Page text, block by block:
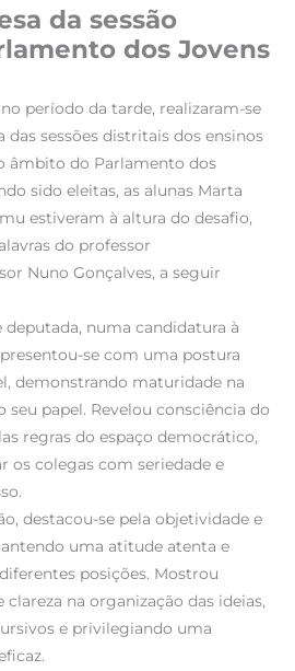
da sessão
dos Jovens
período da tarde, realizaram-se
das sessões distritais dos ensinos
âmbito do Parlamento dos
sido eleitas, as alunas Marta
estiveram à altura do desafio,
do professor
Nuno Gonçalves, a seguir
deputada, numa candidatura à
se com uma postura
demonstrando maturidade na
papel. Revelou consciência do
regras do espaço democrático,
os colegas com seriedade e
destacou-se pela objetividade e
uma atitude atenta e
posições. Mostrou
clareza na organização das ideias,
e privilegiando uma